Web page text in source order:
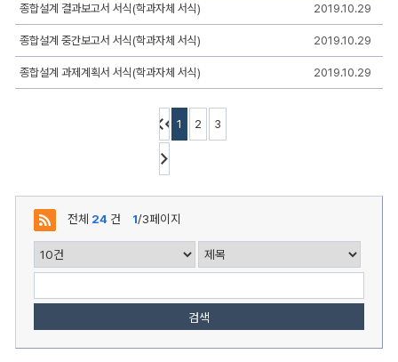
첨
부
로
구
성
종합설계 결과보고서 서식(학과자체 서식) 2019.10.29
종합설계 중간보고서 서식(학과자체 서식) 2019.10.29
종합설계 과제계획서 서식(학과자체 서식) 2019.10.29
1 2 3
전체 24 건 1/3페이지
검색